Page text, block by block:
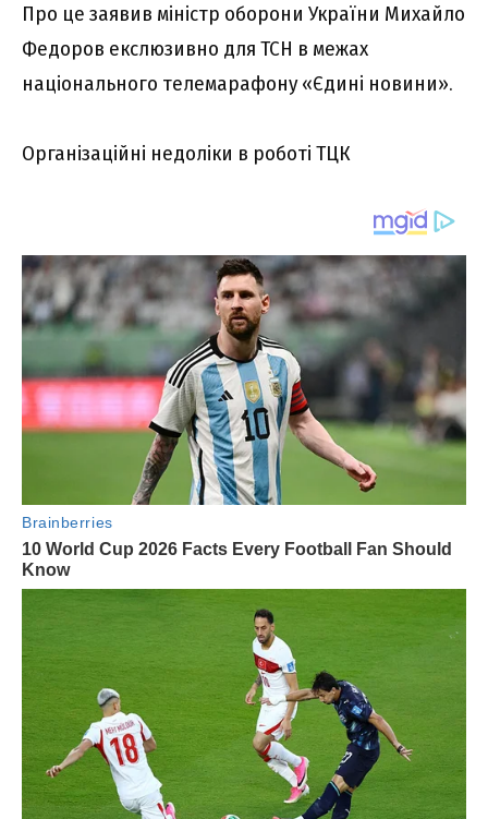
Про це заявив міністр оборони України Михайло
Федоров екслюзивно для ТСН в межах
національного телемарафону «Єдині новини».
Організаційні недоліки в роботі ТЦК